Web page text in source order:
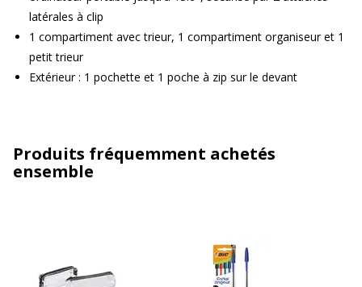
latérales à clip
1 compartiment avec trieur, 1 compartiment organiseur et 1
petit trieur
Extérieur : 1 pochette et 1 poche à zip sur le devant
Produits fréquemment achetés
ensemble